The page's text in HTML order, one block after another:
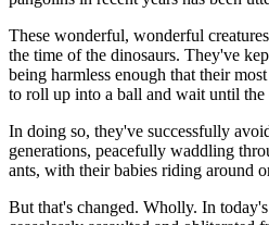
These wonderful, wonderful
the time of the dinosaurs. They've
being harmless enough that their
to roll up into a ball and wait until the
In doing so, they've successfully
generations, peacefully waddling
ants, with their babies riding around
But that's changed. Wholly. In